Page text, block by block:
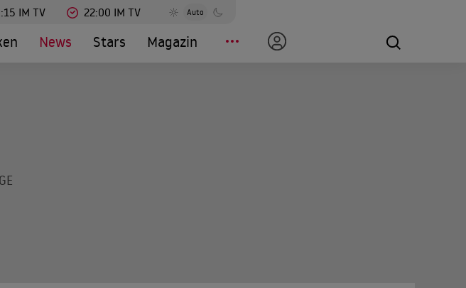
IM TV 22:00 IM TV Auto
News Stars Magazin